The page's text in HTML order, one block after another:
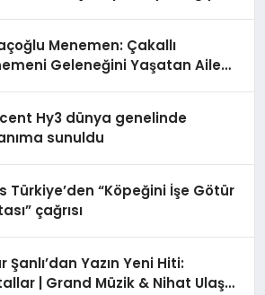
Menemen: Çakallı
Geleneğini Yaşatan Aile
Hy3 dünya genelinde
sunuldu
Türkiye’den “Köpeğini İşe Götür
çağrısı
Şanlı’dan Yazın Yeni Hiti:
| Grand Müzik & Nihat Ulaş